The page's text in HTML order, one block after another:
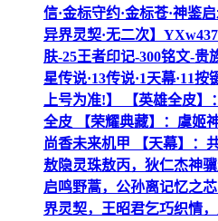
信·金标守约·金标苍·神鉴
异界灵契·无二次】
肤-25王者印记-300铭文-贵
星传说·13传说·1天幕·11
上号为准!】 【英雄全皮
全皮 【荣耀典藏】：虞姬
尚香未来机甲 【天幕】：
敖隐灵珠敖丙，狄仁杰神
启鸣野蒿，公孙离记忆之
界灵契，王昭君乞巧织情